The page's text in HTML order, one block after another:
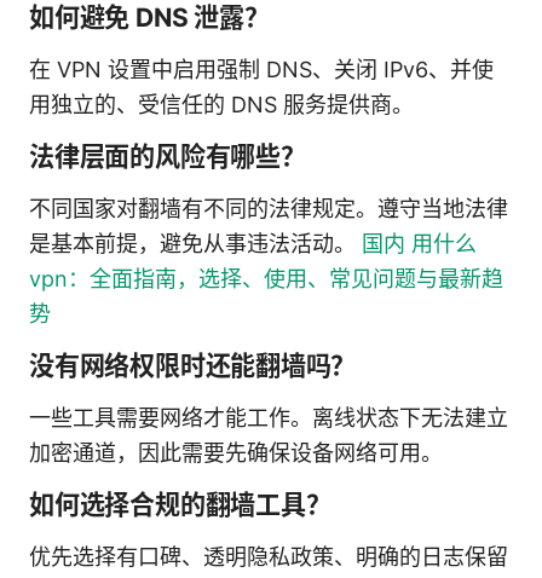
如何避免 DNS 泄露？
在 VPN 设置中启用强制 DNS、关闭 IPv6、并使
用独立的、受信任的 DNS 服务提供商。
法律层面的风险有哪些？
不同国家对翻墙有不同的法律规定。遵守当地法律
是基本前提，避免从事违法活动。
国内 用什么
vpn：全面指南，选择、使用、常见问题与最新趋
势
没有网络权限时还能翻墙吗？
一些工具需要网络才能工作。离线状态下无法建立
加密通道，因此需要先确保设备网络可用。
如何选择合规的翻墙工具？
优先选择有口碑、透明隐私政策、明确的日志保留